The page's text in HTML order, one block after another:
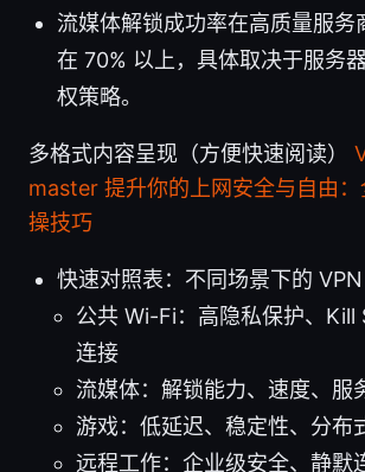
流媒体解锁成功率在高质量服务
在 70% 以上，具体取决于服务
权策略。
多格式内容呈现（方便快速阅读）
master 提升你的上网安全与自由
操技巧
快速对照表：不同场景下的
公共 Wi-Fi：高隐私保护、
连接
流媒体：解锁能力、速度、服
游戏：低延迟、稳定性、分布
远程工作：企业级安全、静默